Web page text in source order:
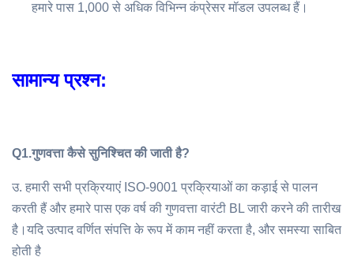
हमारे पास 1,000 से अधिक विभिन्न कंप्रेसर मॉडल उपलब्ध हैं।
सामान्य प्रश्न:
Q1.गुणवत्ता कैसे सुनिश्चित की जाती है?
उ. हमारी सभी प्रक्रियाएं ISO-9001 प्रक्रियाओं का कड़ाई से पालन
करती हैं और हमारे पास एक वर्ष की गुणवत्ता वारंटी BL जारी करने की तारीख
है।यदि उत्पाद वर्णित संपत्ति के रूप में काम नहीं करता है, और समस्या साबित
होती है